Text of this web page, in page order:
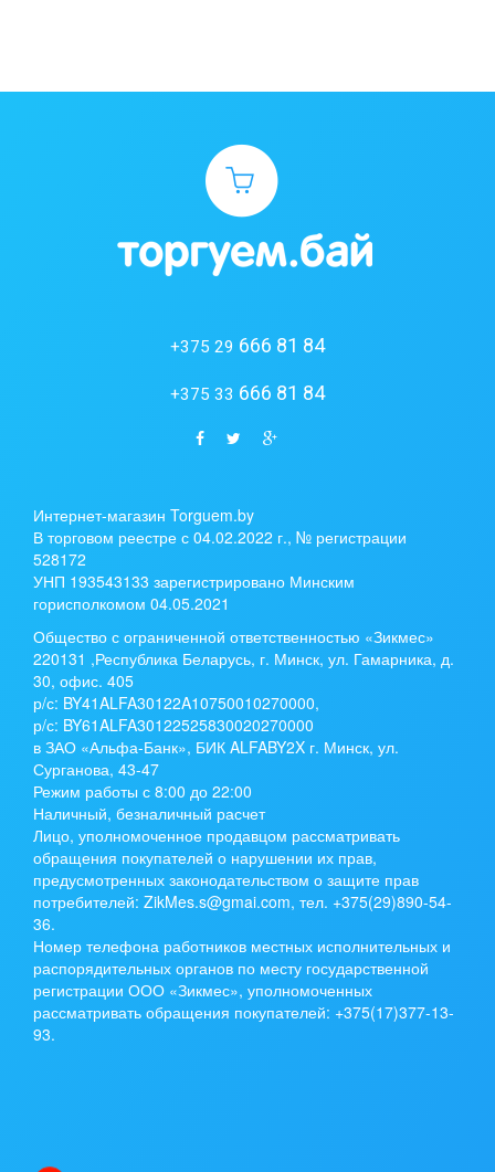
+375 29 666 81 84
+375 33 666 81 84
Интернет-магазин Torguem.by
В торговом реестре с 04.02.2022 г., № регистрации
528172
УНП 193543133 зарегистрировано Минским
горисполкомом 04.05.2021
Общество с ограниченной ответственностью «Зикмес»
220131 ,Республика Беларусь, г. Минск, ул. Гамарника, д.
30, офис. 405
р/с: BY41ALFA30122A10750010270000,
р/с: BY61ALFA30122525830020270000
в ЗАО «Альфа-Банк», БИК ALFABY2X г. Минск, ул.
Сурганова, 43-47
Режим работы с 8:00 до 22:00
Наличный, безналичный расчет
Лицо, уполномоченное продавцом рассматривать
обращения покупателей о нарушении их прав,
предусмотренных законодательством о защите прав
потребителей: ZikMes.s@gmai.com, тел. +375(29)890-54-
36.
Номер телефона работников местных исполнительных и
распорядительных органов по месту государственной
регистрации ООО «Зикмес», уполномоченных
рассматривать обращения покупателей: +375(17)377-13-
93.